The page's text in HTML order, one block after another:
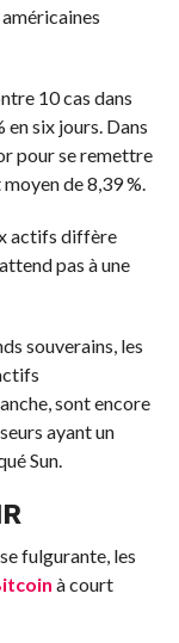
10 cas dans
en six jours. Dans
pour se remettre
de 8,39 %.
actifs diffère
pas à une
souverains, les
sont encore
ayant un
Sun.
fulgurante, les
à court